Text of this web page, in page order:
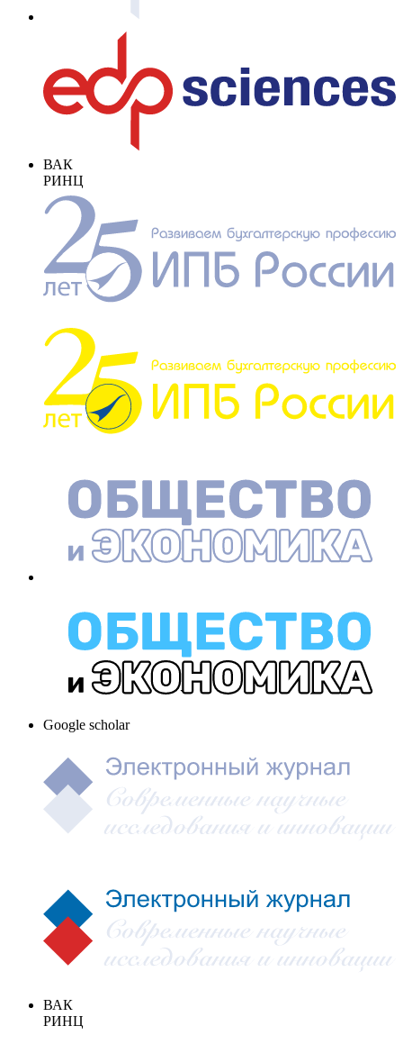
ВАК
РИНЦ
Google scholar
ВАК
РИНЦ